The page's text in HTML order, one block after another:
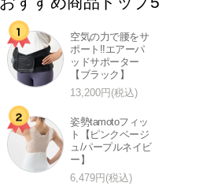
空気の力で腰をサ
ポート!!エアーパ
ッドサポーター
【ブラック】
13,200円(税込)
姿勢tamotoフィッ
ト【ピンクベージ
ュ/パープルネイビ
ー】
6,479円(税込)